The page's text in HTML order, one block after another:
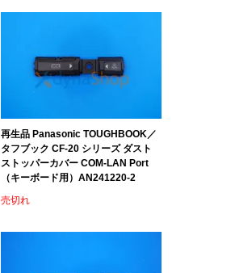
再生品 Panasonic TOUGHBOOK／
タフブック CF-20 シリーズ ダスト
ストッパーカバー COM-LAN Port
（キーボード用）AN241220-2
売切れ